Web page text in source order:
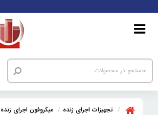
تجهیزات اجرای زنده میکروفون اجرای زنده